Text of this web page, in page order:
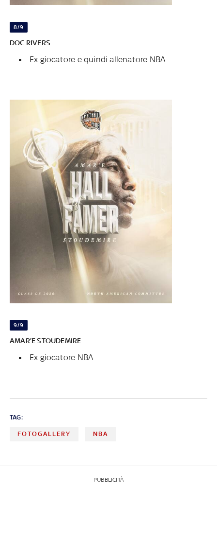
8/9
DOC RIVERS
Ex giocatore e quindi allenatore NBA
9/9
AMAR’E STOUDEMIRE
Ex giocatore NBA
TAG:
FOTOGALLERY NBA
PUBBLICITÀ